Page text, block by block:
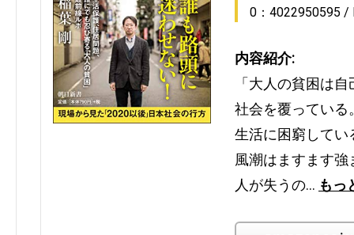
0：4022950595
内容紹介:
「大人の貧困は
社会を覆っている
生活に困窮してい
風潮はますます
人が失うの… もっ